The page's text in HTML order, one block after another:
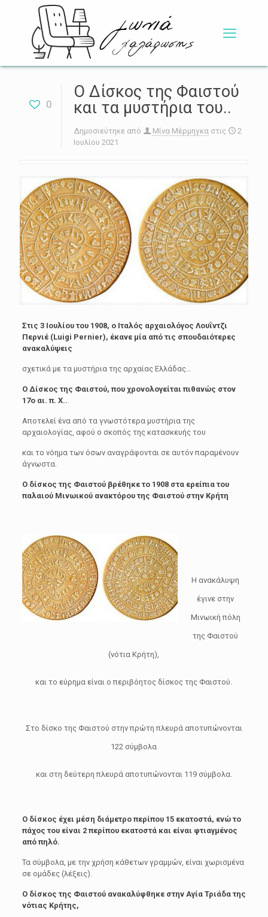
0
Ο Δίσκος της Φαιστού
και τα μυστήρια του..
Δημοσιεύτηκε από Μίνα Μέρμηγκα στις
2
Ιουλίου 2021
Στις 3 Ιουλίου του 1908, ο Ιταλός αρχαιολόγος Λουΐντζι
Περνιέ (Luigi Pernier), έκανε μία από τις σπουδαιότερες
ανακαλύψεις
σχετικά με τα μυστήρια της αρχαίας Ελλάδας…
Ο Δίσκος της Φαιστού, που χρονολογείται πιθανώς στον
17ο αι. π. Χ..
Αποτελεί ένα από τα γνωστότερα μυστήρια της
αρχαιολογίας, αφού ο σκοπός της κατασκευής του
και το νόημα των όσων αναγράφονται σε αυτόν παραμένουν
άγνωστα.
Ο δίσκος της Φαιστού βρέθηκε το 1908 στα ερείπια του
παλαιού Μινωικού ανακτόρου της Φαιστού στην Κρήτη
Η ανακάλυψη
έγινε στην
Μινωική πόλη
της Φαιστού
(νότια Κρήτη),
και το εύρημα είναι ο περιβόητος δίσκος της Φαιστού.
Στο δίσκο της Φαιστού στην πρώτη πλευρά αποτυπώνονται
122 σύμβολα
και στη δεύτερη πλευρά αποτυπώνονται 119 σύμβολα.
Ο δίσκος έχει μέση διάμετρο περίπου 15 εκατοστά, ενώ το
πάχος του είναι 2 περίπου εκατοστά και είναι φτιαγμένος
από πηλό.
Τα σύμβολα, με την χρήση κάθετων γραμμών, είναι χωρισμένα
σε ομάδες (λέξεις).
Ο δίσκος της Φαιστού ανακαλύφθηκε στην Αγία Τριάδα της
νότιας Κρήτης,